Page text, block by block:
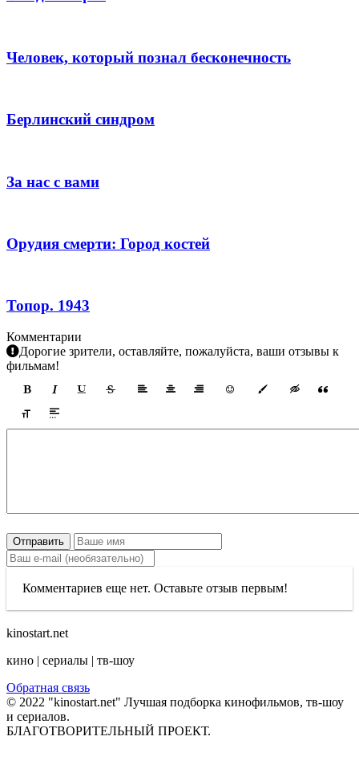
Человек, который познал бесконечность
Берлинский синдром
За нас с вами
Орудия смерти: Город костей
Топор. 1943
Комментарии
Дорогие зрители, оставляйте, пожалуйста, ваши отзывы к
фильмам!
Отправить
Комментариев еще нет. Оставьте отзыв первым!
kinostart.net
кино | сериалы | тв-шоу
Обратная связь
© 2022 "kinostart.net" Лучшая подборка кинофильмов, тв-шоу
и сериалов.
БЛАГОТВОРИТЕЛЬНЫЙ ПРОЕКТ.